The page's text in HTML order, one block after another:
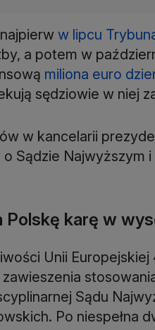
w lipcu
a potem w
miliona euro
sędziowie w niej
w kancelarii
Sądzie Najwyższym
Polskę karę w
Unii
Sądu
Po niespełna